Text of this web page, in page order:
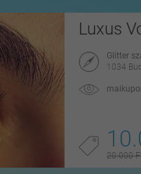
Luxus
Glitter
1034
20.000